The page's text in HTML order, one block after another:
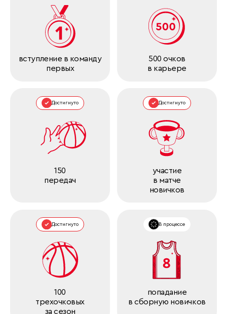
вступление в команду
первых
500 очков
в карьере
Достигнуто
150
передач
Достигнуто
участие
в матче
новичков
Достигнуто
100
трехочковых
за сезон
В процессе
попадание
в сборную новичков